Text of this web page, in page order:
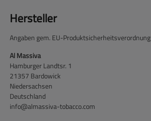
Hersteller
Angaben gem. EU-Produktsicherheitsverordnung
Al Massiva
Hamburger Landtsr. 1
21357 Bardowick
Niedersachsen
Deutschland
info@almassiva-tobacco.com